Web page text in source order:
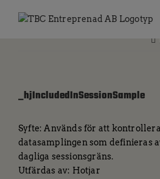
_hjIncludedInSessionSample
Syfte: Används för att
datasamplingen som definieras
dagliga sessionsgräns.
Utfärdas av: Hotjar